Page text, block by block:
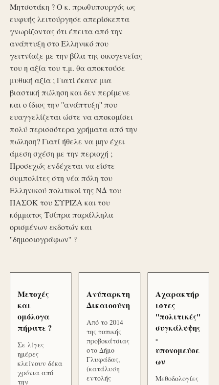
Μητσοτάκη ? Ο κ. πρωθυπουργός ως
ευφυής λειτούργησε απερίσκεπτα
γνωρίζοντας ότι έπειτα από την
ανάπτυξη στο Ελληνικό που
γειτνίαζε με την βίλα της οικογενείας
του η αξία του τ.μ. θα αποκτούσε
μυθική αξία ; Γιατί έκανε μια
βιαστική πώληση και δεν περίμενε
και ο ίδιος την ''ανάπτυξη'' που
ευαγγελίζεται ώστε να αποκομίσει
πολύ περισσότερα χρήματα από την
πώληση? Γιατί ήθελε να μην έχει
άμεση σχέση με την περιοχή ;
Προσεχώς ενδέχεται να είστε
συμπολίτες στη νέα πόλη του
Ελληνικού πολιτικοί της ΝΔ του
ΠΑΣΟΚ του ΣΥΡΙΖΑ και του
κόμματος Τσίπρα παράλληλα
ορισμένων εκδοτών και
''δημοσιογράφων'' ?
Μετοχές
και
ομόλογα
πήρατε ?
Σε λίγες
ημέρες
κλείνουν δέκα
χρόνια από
την
Ανύπαρκτη
Δικαιοσύνη
Από το 2014
της τοπικής
προβοκάτσιας
στο Δήμο
Γλυφάδας,
(κατάλυση
εντολής
Αχαρακτήρ
ιστες
''πολιτικές''
συγκάλυψης
-
υπονομεύσε
ων
Μεθοδολογίες